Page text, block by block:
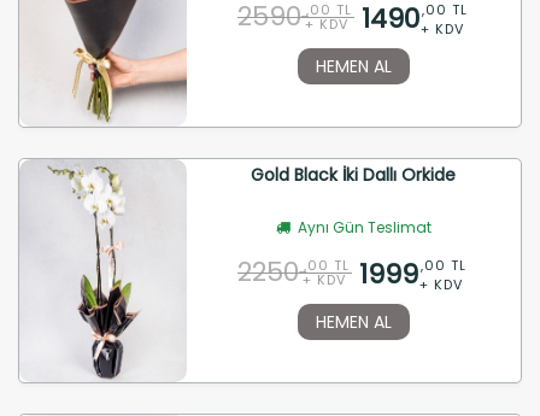
2590 ,00 TL
+ KDV 1490,00 TL
+ KDV
HEMEN AL
Gold Black İki Dallı Orkide
Aynı Gün Teslimat
2250 ,00 TL
+ KDV 1999,00 TL
+ KDV
HEMEN AL